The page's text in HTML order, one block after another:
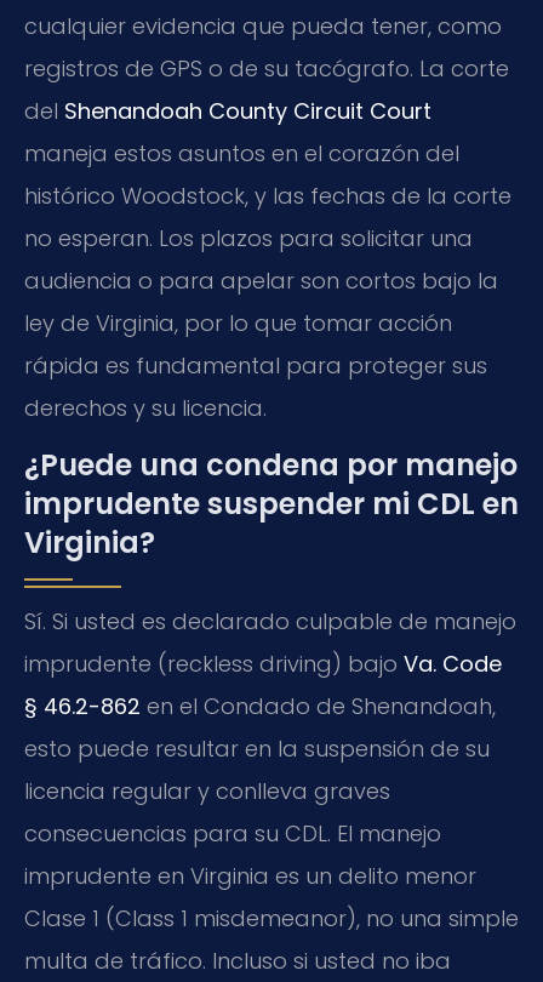
cualquier evidencia que pueda tener, como
registros de GPS o de su tacógrafo. La corte
del Shenandoah County Circuit Court
maneja estos asuntos en el corazón del
histórico Woodstock, y las fechas de la corte
no esperan. Los plazos para solicitar una
audiencia o para apelar son cortos bajo la
ley de Virginia, por lo que tomar acción
rápida es fundamental para proteger sus
derechos y su licencia.
¿Puede una condena por manejo
imprudente suspender mi CDL en
Virginia?
Sí. Si usted es declarado culpable de manejo
imprudente (reckless driving) bajo Va. Code
§ 46.2-862 en el Condado de Shenandoah,
esto puede resultar en la suspensión de su
licencia regular y conlleva graves
consecuencias para su CDL. El manejo
imprudente en Virginia es un delito menor
Clase 1 (Class 1 misdemeanor), no una simple
multa de tráfico. Incluso si usted no iba